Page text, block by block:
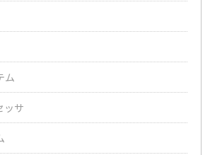
ム
ッサ